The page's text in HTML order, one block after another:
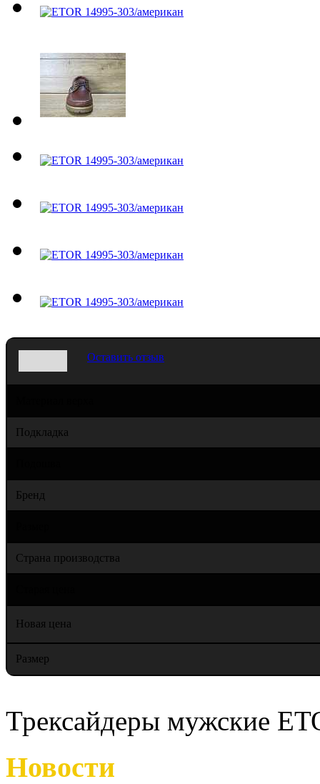
Оставить отзыв
Подкладка
Бренд
Страна производства
Новая цена
Размер
Трексайдеры мужские
Новости